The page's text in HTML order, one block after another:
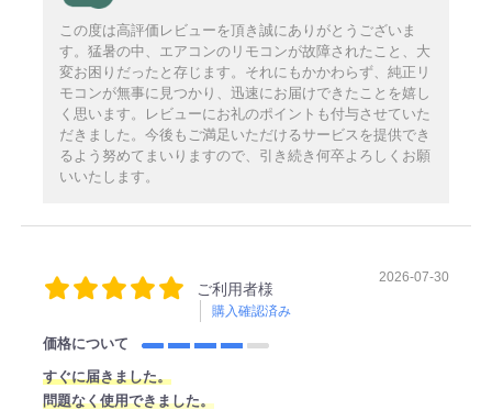
この度は高評価レビューを頂き誠にありがとうございま
す。猛暑の中、エアコンのリモコンが故障されたこと、大
変お困りだったと存じます。それにもかかわらず、純正リ
モコンが無事に見つかり、迅速にお届けできたことを嬉し
く思います。レビューにお礼のポイントも付与させていた
だきました。今後もご満足いただけるサービスを提供でき
るよう努めてまいりますので、引き続き何卒よろしくお願
いいたします。
ご利用者様
購入確認済み
2026-07-30
価格について
すぐに届きました。
問題なく使用できました。